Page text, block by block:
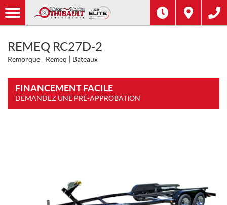
REMEQ RC27D-2
Remorque Remeq Bateaux
FINANCEMENT FACILE
DEMANDEZ UNE PRÉ-APPROBATION